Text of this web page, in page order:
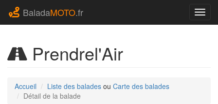
BaladaMOTO.fr
Prendrel'Air
Accueil Liste des balades ou Carte des balades
Détail de la balade